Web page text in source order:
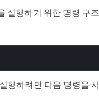
실행하기 위한 명령 구
행하려면 다음 명령을